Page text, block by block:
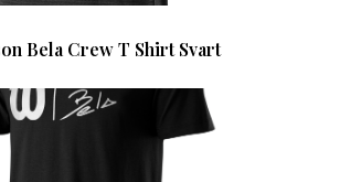
Bela Crew T Shirt Svart